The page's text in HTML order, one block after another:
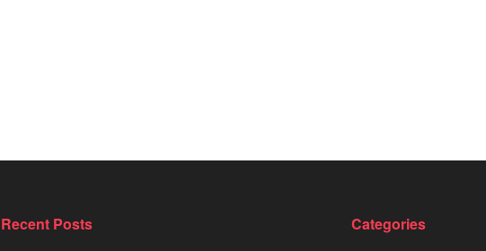
Recent Posts Categories